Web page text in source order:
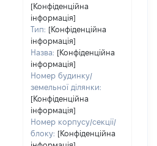
[Конфіденційна
інформація]
Тип: [Конфіденційна
інформація]
Назва: [Конфіденційна
інформація]
Номер будинку/
земельної ділянки:
[Конфіденційна
інформація]
Номер корпусу/секції/
блоку: [Конфіденційна